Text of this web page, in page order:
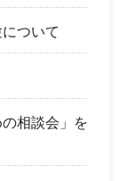
ついて
相談会」を